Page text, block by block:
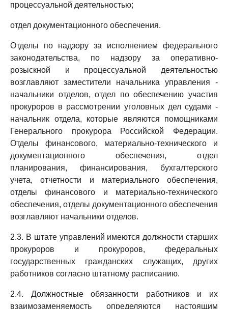
процессуальной деятельностью;
отдел документационного обеспечения.
Отделы по надзору за исполнением федерального
законодательства, по надзору за оперативно-
розыскной и процессуальной деятельностью
возглавляют заместители начальника управления -
начальники отделов, отдел по обеспечению участия
прокуроров в рассмотрении уголовных дел судами -
начальник отдела, которые являются помощниками
Генерального прокурора Российской Федерации.
Отделы финансового, материально-технического и
документационного обеспечения, отдел
планирования, финансирования, бухгалтерского
учета, отчетности и материального обеспечения,
отделы финансового и материально-технического
обеспечения, отделы документационного обеспечения
возглавляют начальники отделов.
2.3. В штате управлений имеются должности старших
прокуроров и прокуроров, федеральных
государственных гражданских служащих, других
работников согласно штатному расписанию.
2.4. Должностные обязанности работников и их
взаимозаменяемость определяются настоящим